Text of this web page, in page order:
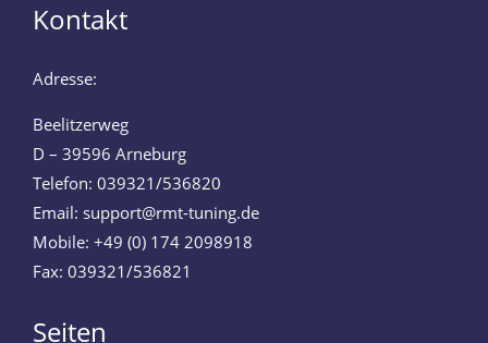
Kontakt
Adresse:
Beelitzerweg
D – 39596 Arneburg
Telefon: 039321/536820
Email: support@rmt-tuning.de
Mobile: +49 (0) 174 2098918
Fax: 039321/536821
Seiten